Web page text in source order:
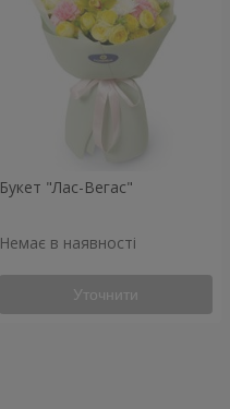
Букет "Лас-Вегас"
Немає в наявності
Уточнити